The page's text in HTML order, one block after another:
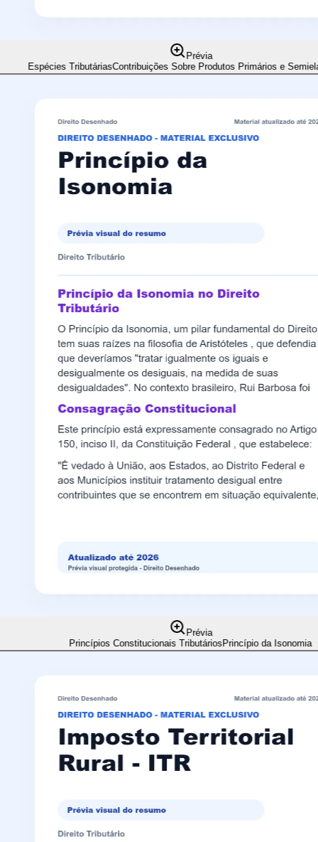
Prévia
Espécies TributáriasContribuições Sobre Produtos Primários e
Prévia
Princípios Constitucionais TributáriosPrincípio da Isonomia